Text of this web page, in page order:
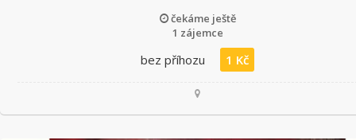
čekáme ještě
1 zájemce
bez příhozu 1 Kč